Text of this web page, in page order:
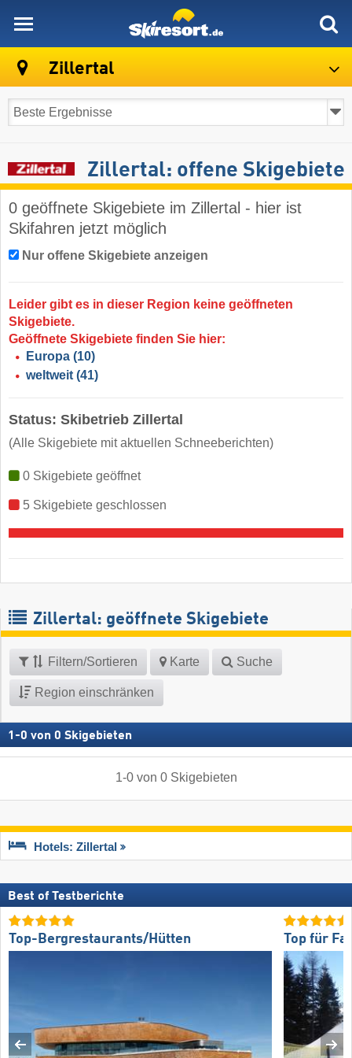
Zillertal
Zillertal: offene Skigebiete
0 geöffnete Skigebiete im Zillertal - hier ist
Skifahren jetzt möglich
Nur offene Skigebiete anzeigen
Leider gibt es in dieser Region keine geöffneten
Skigebiete.
Geöffnete Skigebiete finden Sie hier:
Europa (10)
weltweit (41)
Status: Skibetrieb Zillertal
(Alle Skigebiete mit aktuellen Schneeberichten)
0 Skigebiete geöffnet
5 Skigebiete geschlossen
Zillertal: geöffnete Skigebiete
Filtern/Sortieren Karte Suche
Region einschränken
1 -0 von 0 Skigebieten
1-0von 0 Skigebieten
Hotels: Zillertal
Best of Testberichte
Top-Bergrestaurants/Hütten Top für